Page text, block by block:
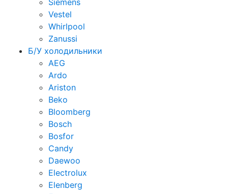
Siemens
Vestel
Whirlpool
Zanussi
Б/У холодильники
AEG
Ardo
Ariston
Beko
Bloomberg
Bosch
Bosfor
Candy
Daewoo
Electrolux
Elenberg